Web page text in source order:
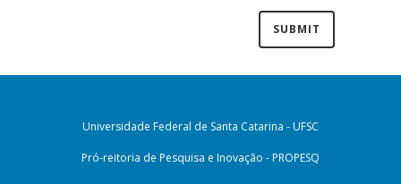
Universidade Federal de Santa Catarina - UFSC
Pró-reitoria de Pesquisa e Inovação - PROPESQ